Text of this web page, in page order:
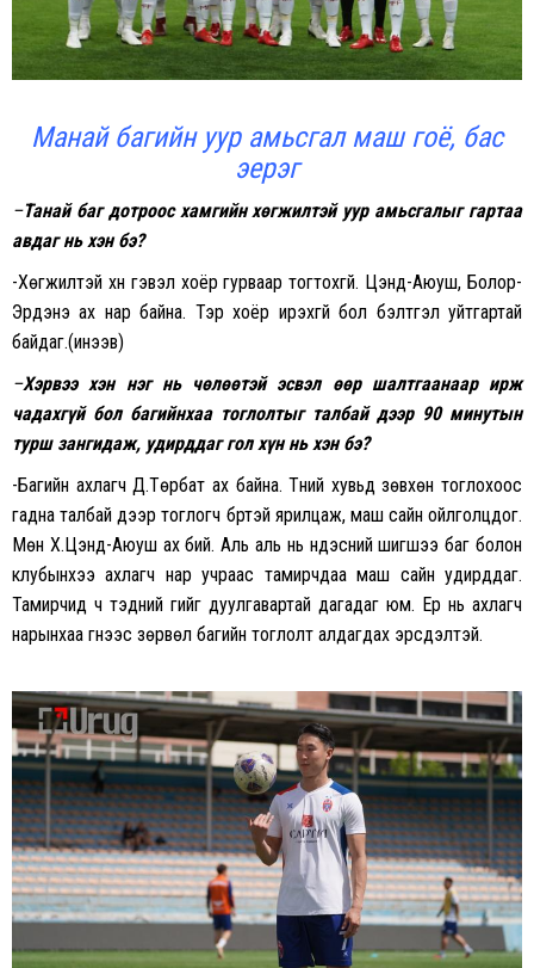
Манай багийн уур амьсгал маш гоё, бас
эерэг
–Танай баг дотроосхамгийн хөгжилтэй уур амьсгалыг гартаа
авдаг нь хэнбэ?
-Хөгжилтэй хүн гэвэл хоёр гурваар тогтохгүй. Цэнд-Аюуш, Болор-
Эрдэнэ ах нар байна. Тэр хоёр ирэхгүй бол бэлтгэл уйтгартай
байдаг.(инээв)
–Хэрвээ хэн нэг нь чөлөөтэй эсвэл өөр шалтгаанаар ирж
чадахгүй бол багийнхаа тоглолтыг талбай дээр 90 минутын
турш зангидаж, удирддаг гол хүн нь хэн бэ?
-Багийн ахлагч Д.Төрбат ах байна. Түүний хувьд зөвхөн тоглохоос
гадна талбай дээр тоглогч бүртэй ярилцаж, маш сайн ойлголцдог.
Мөн Х.Цэнд-Аюуш ах бий. Аль аль нь үндэсний шигшээ баг болон
клубынхээ ахлагч нар учраас тамирчдаа маш сайн удирддаг.
Тамирчид ч тэдний үгийг дуулгавартай дагадаг юм. Ер нь ахлагч
нарынхаа үгнээс зөрвөл багийн тоглолт алдагдах эрсдэлтэй.